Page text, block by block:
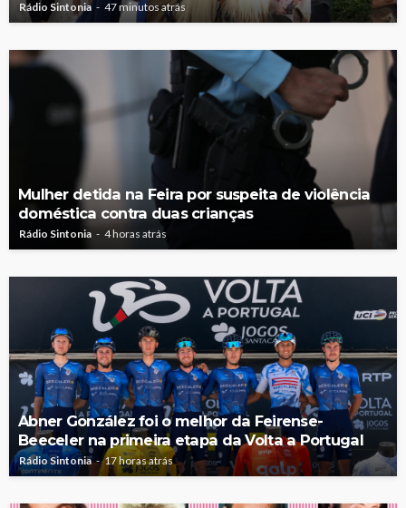
Rádio Sintonia 47 minutos atrás
Mulher detida na Feira por suspeita de violência
doméstica contra duas crianças
Rádio Sintonia 4 horas atrás
Abner González foi o melhor da Feirense-
Beeceler na primeira etapa da Volta a Portugal
Rádio Sintonia 17 horas atrás